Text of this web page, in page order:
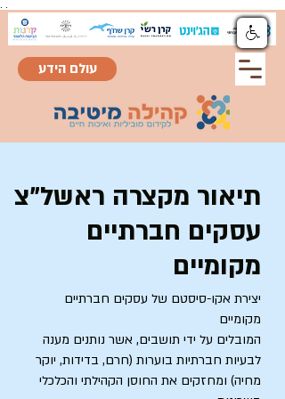
עולם הידע
תיאור מקצרה ראשל"צ
עסקים חברתיים
מקומיים
יצירת אקו-סיסטם של עסקים חברתיים
מקומיים
המובלים על ידי תושבים, אשר נותנים מענה
לבעיות חברתיות בוערות (חרם, בדידות, יוקר
מחיה) ומחזקים את החוסן הקהילתי והכלכלי